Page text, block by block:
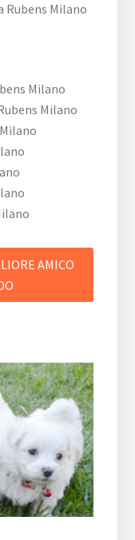
Rubens Milano
Milano
Milano
AMICO